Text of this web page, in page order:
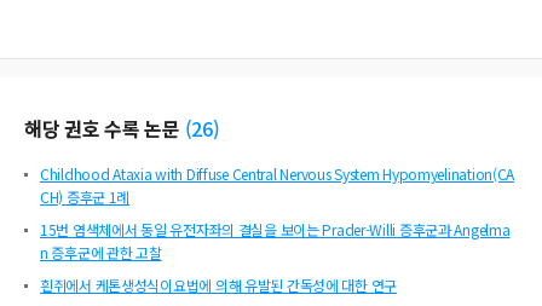
해당 권호 수록 논문 (26)
Childhood Ataxia with Diffuse Central Nervous System Hypomyelination(CA
CH) 증후군 1례
15번 염색체에서 동일 유전자좌의 결실을 보이는 Prader-Willi 증후군과 Angelma
n 증후군에 관한 고찰
흰쥐에서 케톤생성식이요법에 의해 유발된 간독성에 대한 연구